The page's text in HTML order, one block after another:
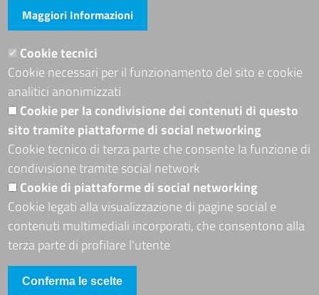
Visite totali al portale: 4011629
Siti tematici
ADRION PROGRAMME
Seguici su
Sito web
Mappa del sito
Accessibilità
Accesso riservato
Maggiori Informazioni
Cookie tecnici
Cookie necessari per il funzionamento del sito e cookie
analitici anonimizzati
Cookie per la condivisione dei contenuti di questo
sito tramite piattaforme di social networking
Cookie tecnico di terza parte che consente la funzione di
condivisione tramite social network
Cookie di piattaforme di social networking
Cookie legati alla visualizzazione di pagine social e
contenuti multimediali incorporati, che consentono alla
terza parte di profilare l'utente
Conferma le scelte